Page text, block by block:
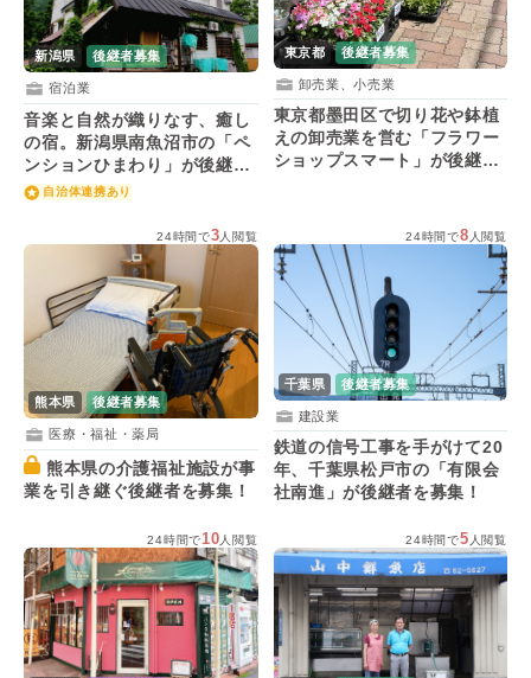
新潟県 後継者募集
宿泊業
音楽と自然が織りなす、癒し
の宿。新潟県南魚沼市の「ペ
ンションひまわり」が後継者
を募集！
自治体連携あり
東京都 後継者募集
卸売業、小売業
東京都墨田区で切り花や鉢植
えの卸売業を営む「フラワー
ショップスマート」が後継者
24時間で3 人閲覧
熊本県 後継者募集
医療・福祉・薬局
業を引き継ぐ後継者を募集！
24時間で8 人閲覧
千葉県 後継者募集
建設業
鉄道の信号工事を手がけて20
年、千葉県松戸市の「有限会
社南進」が後継者を募集！
24時間で10人閲覧 24時間で5 人閲覧